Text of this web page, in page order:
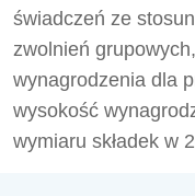
świadczeń ze
zwolnień
wynagrodzenia dla
wysokość
wymiaru składek w